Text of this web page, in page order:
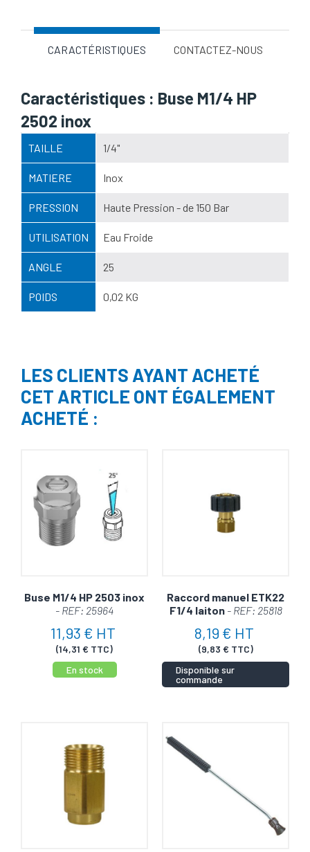
CARACTÉRISTIQUES CONTACTEZ-NOUS
Caractéristiques : Buse M1/4 HP
2502 inox
TAILLE 1/4"
MATIERE Inox
PRESSION Haute Pression - de 150 Bar
UTILISATION Eau Froide
ANGLE 25
POIDS 0,02 KG
LES CLIENTS AYANT ACHETÉ
CET ARTICLE ONT ÉGALEMENT
ACHETÉ :
Buse M1/4 HP 2503 inox
- REF: 25964
11,93 € HT
(14,31 € TTC)
En stock
Raccord manuel ETK22
F1/4 laiton - REF: 25818
8,19 € HT
(9,83 € TTC)
Disponible sur
commande